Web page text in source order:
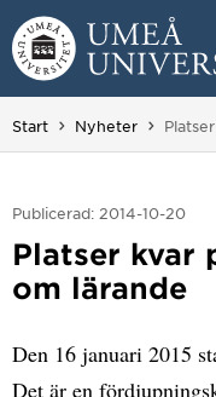
Hoppa direkt till
Huvudmenyn dold.
Start Nyheter Du är
Publicerad: 2014-10-20
Platser kvar
om lärande
Den 16 januari 2015
Det är en